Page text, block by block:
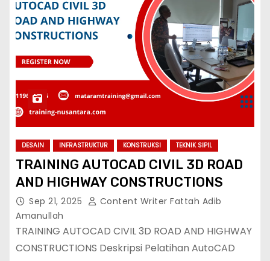
DESAIN INFRASTRUKTUR KONSTRUKSI TEKNIK SIPIL
TRAINING AUTOCAD CIVIL 3D ROAD
AND HIGHWAY CONSTRUCTIONS
Sep 21, 2025
Content Writer Fattah Adib
Amanullah
TRAINING AUTOCAD CIVIL 3D ROAD AND HIGHWAY
CONSTRUCTIONS Deskripsi Pelatihan AutoCAD